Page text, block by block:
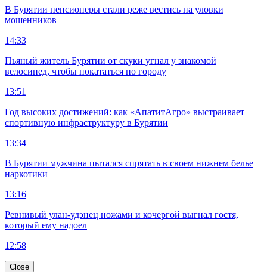
В Бурятии пенсионеры стали реже вестись на уловки
мошенников
14:33
Пьяный житель Бурятии от скуки угнал у знакомой
велосипед, чтобы покататься по городу
13:51
Год высоких достижений: как «АпатитАгро» выстраивает
спортивную инфраструктуру в Бурятии
13:34
В Бурятии мужчина пытался спрятать в своем нижнем белье
наркотики
13:16
Ревнивый улан-удэнец ножами и кочергой выгнал гостя,
который ему надоел
12:58
Close